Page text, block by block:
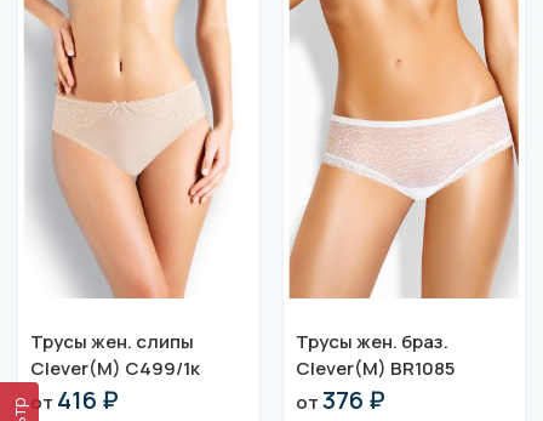
Трусы жен. слипы
Clever(M) C499/1к
от 416 ₽
Трусы жен. браз.
Clever(M) BR1085
от376 ₽